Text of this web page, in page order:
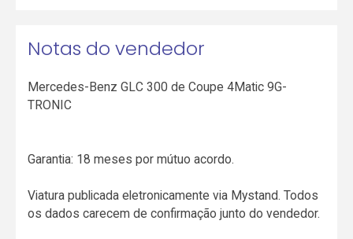
Notas do vendedor
Mercedes-Benz GLC 300 de Coupe 4Matic 9G-
TRONIC
Garantia: 18 meses por mútuo acordo.
Viatura publicada eletronicamente via Mystand. Todos
os dados carecem de confirmação junto do vendedor.